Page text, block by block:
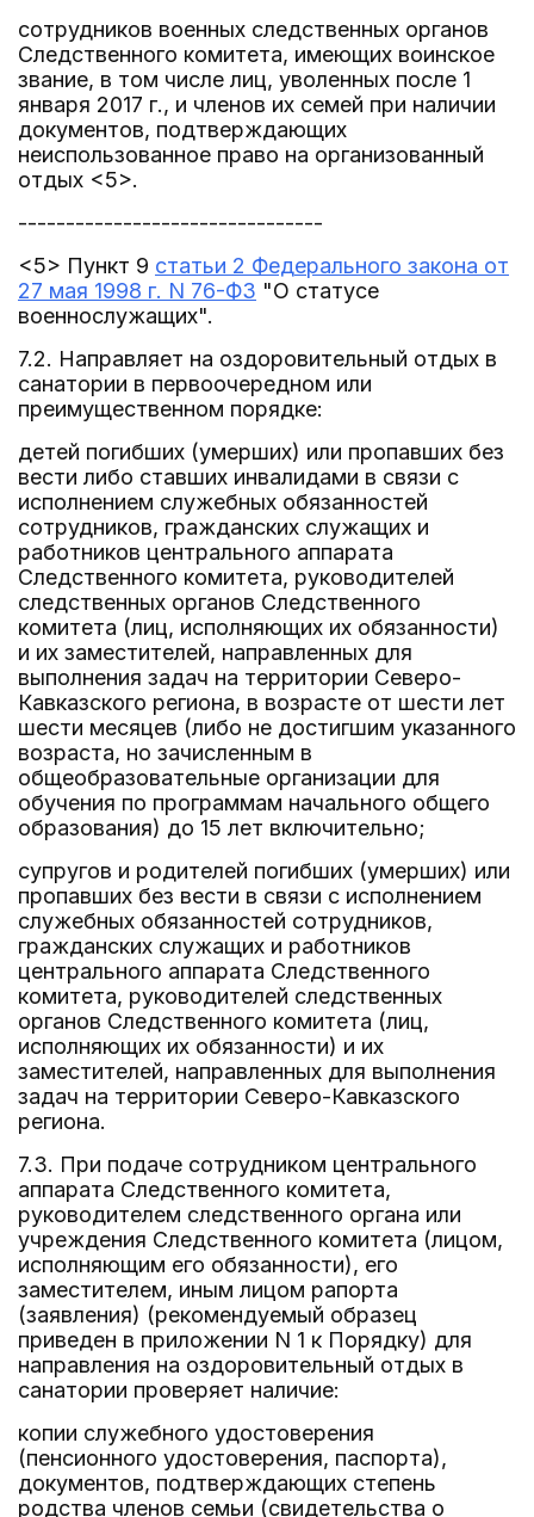
сотрудников военных следственных органов
Следственного комитета, имеющих воинское
звание, в том числе лиц, уволенных после 1
января 2017 г., и членов их семей при наличии
документов, подтверждающих
неиспользованное право на организованный
отдых <5>.
--------------------------------
<5> Пункт 9 статьи 2 Федерального закона от
27 мая 1998 г. N 76-ФЗ "О статусе
военнослужащих".
7.2. Направляет на оздоровительный отдых в
санатории в первоочередном или
преимущественном порядке:
детей погибших (умерших) или пропавших без
вести либо ставших инвалидами в связи с
исполнением служебных обязанностей
сотрудников, гражданских служащих и
работников центрального аппарата
Следственного комитета, руководителей
следственных органов Следственного
комитета (лиц, исполняющих их обязанности)
и их заместителей, направленных для
выполнения задач на территории Северо-
Кавказского региона, в возрасте от шести лет
шести месяцев (либо не достигшим указанного
возраста, но зачисленным в
общеобразовательные организации для
обучения по программам начального общего
образования) до 15 лет включительно;
супругов и родителей погибших (умерших) или
пропавших без вести в связи с исполнением
служебных обязанностей сотрудников,
гражданских служащих и работников
центрального аппарата Следственного
комитета, руководителей следственных
органов Следственного комитета (лиц,
исполняющих их обязанности) и их
заместителей, направленных для выполнения
задач на территории Северо-Кавказского
региона.
7.3. При подаче сотрудником центрального
аппарата Следственного комитета,
руководителем следственного органа или
учреждения Следственного комитета (лицом,
исполняющим его обязанности), его
заместителем, иным лицом рапорта
(заявления) (рекомендуемый образец
приведен в приложении N 1 к Порядку) для
направления на оздоровительный отдых в
санатории проверяет наличие:
копии служебного удостоверения
(пенсионного удостоверения, паспорта),
документов, подтверждающих степень
родства членов семьи (свидетельства о